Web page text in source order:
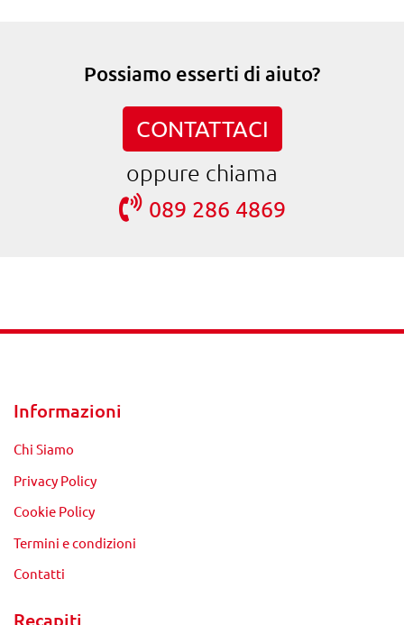
Possiamo esserti di aiuto?
CONTATTACI
oppure chiama
089 286 4869
Informazioni
Chi Siamo
Privacy Policy
Cookie Policy
Termini e condizioni
Contatti
Recapiti